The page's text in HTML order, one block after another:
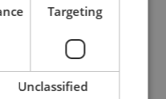
Targeting
Unclassified